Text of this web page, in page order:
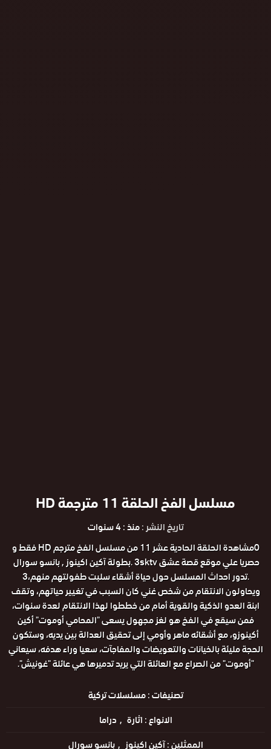
مسلسل الفخ الحلقة 11 مترجمة HD
تاريخ النشر :منذ : 4 سنوات
0مشاهدة الحلقة الحادية عشر 11 من مسلسل الفخ مترجم HD فقط و
حصريا علي موقع قصة عشق 3sktv .بطولة آكين اكينوز , بانسو سورال
.تدور احداث المسلسل حول حياة أشقاء سلبت طفولتهم منهم،3
ويحاولون الانتقام من شخص غني كان السبب في تغيير حياتهم، وتقف
ابنة العدو الذكية والقوية أمام من خططوا لهذا الانتقام لعدة سنوات،
فمن سيقع في الفخ هو لغز مجهول يسعى "المحامي أوموت" أكين
أكينوزو، مع أشقائه ماهر وأومي إلى تحقيق العدالة بين يديه، وستكون
الحجة مليئة بالخيانات والتعويضات والمفاجآت، سعيا وراء هدفه، سيعاني
"أوموت" من الصراع مع العائلة التي يريد تدميرها هي عائلة "غونيش".
تصنيفات :مسلسلات تركية
الانواع :اثارة
دراما
الممثلين :آكين اكينوز بانسو سورال